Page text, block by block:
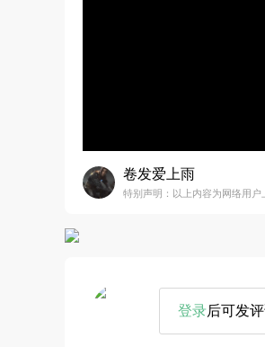
卷发爱上雨
特别声明：以上内容为网络用
登录后可发